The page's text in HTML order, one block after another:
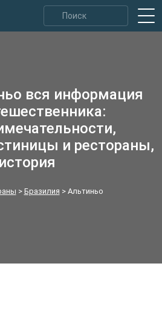
вся информация
и рестораны,
история
> Бразилия > Альтиньо